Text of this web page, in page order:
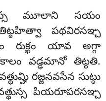
మూలాని సయం
పథవిరసఞ్చ
రుక్ఖం యావ అగ్గా
వడ్ఢమానో తిట్ఠతి.
రజ్జనవసేన సుట్ఠు
పియరూపరసఞ్చ